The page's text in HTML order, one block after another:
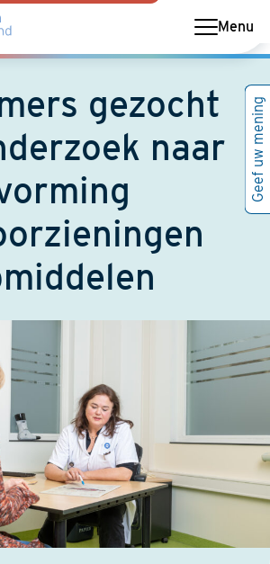
Menu
gezocht
naar
Geef uw mening